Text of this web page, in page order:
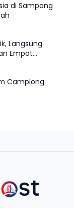
di Sampang
Langsung
Empat
Camplong